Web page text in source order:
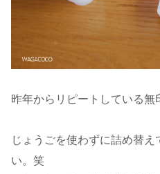
昨年からリピートしている無
じょうごを使わずに詰め替
い。笑